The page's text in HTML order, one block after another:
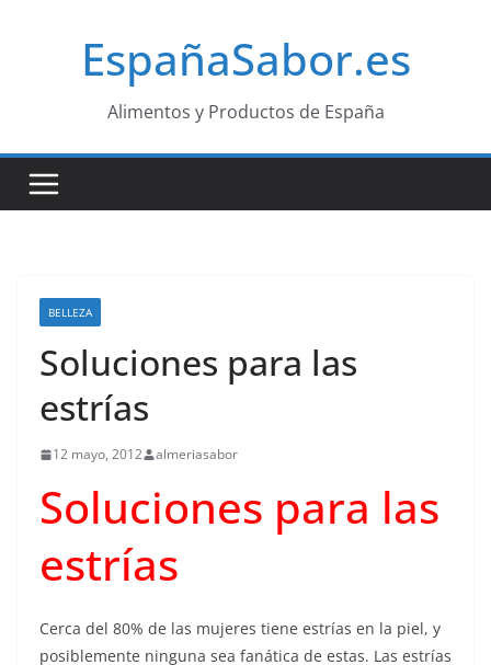
EspañaSabor.es
Alimentos y Productos de España
BELLEZA
Soluciones para las
estrías
12 mayo, 2012 almeriasabor
Soluciones para las
estrías
Cerca del 80% de las mujeres tiene estrías en la piel, y
posiblemente ninguna sea fanática de estas. Las estrías